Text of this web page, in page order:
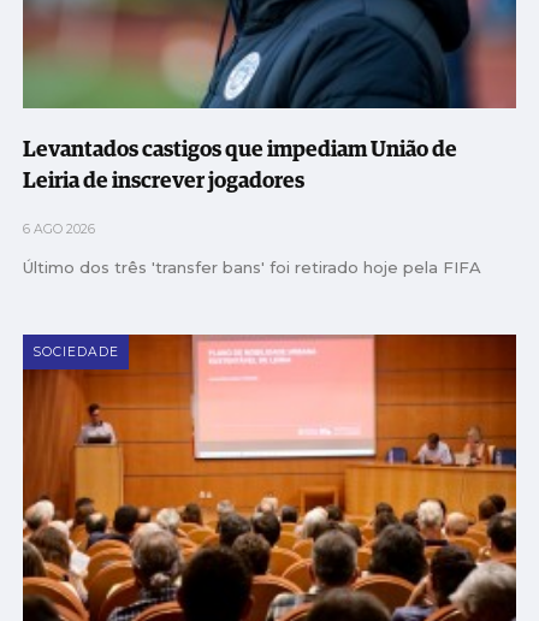
Levantados castigos que impediam União de
Leiria de inscrever jogadores
6 AGO 2026
Último dos três 'transfer bans' foi retirado hoje pela FIFA
SOCIEDADE